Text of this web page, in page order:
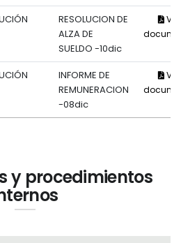
RESOLUCION DE
ALZA DE
SUELDO -10dic
Ver
INFORME DE
REMUNERACION
-08dic
Ver
y procedimientos